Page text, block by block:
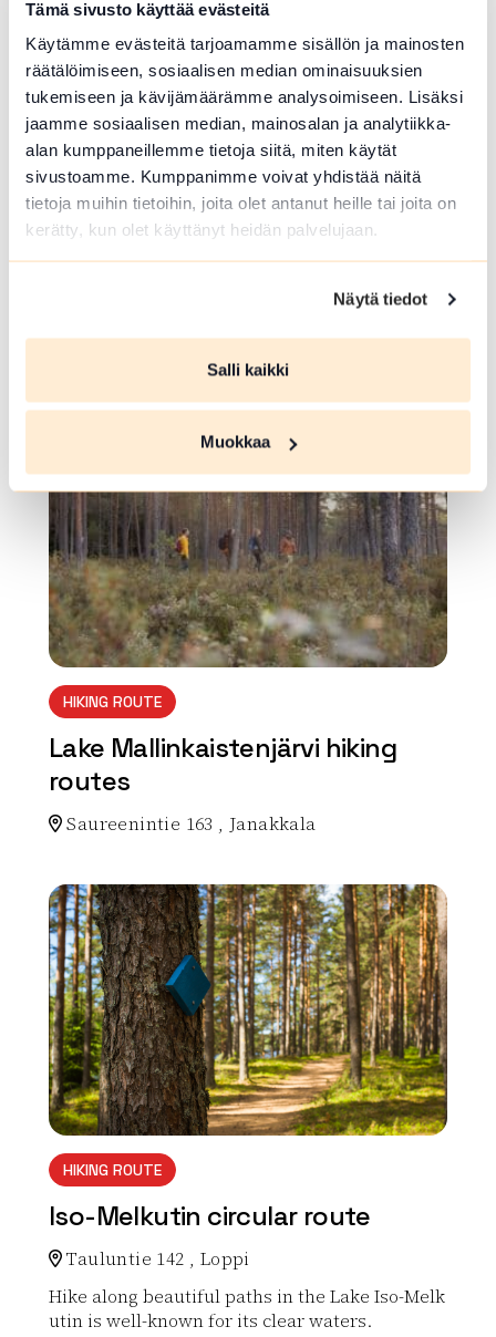
Tämä sivusto käyttää evästeitä
Käytämme evästeitä tarjoamamme sisällön ja mainosten
räätälöimiseen, sosiaalisen median ominaisuuksien
tukemiseen ja kävijämäärämme analysoimiseen. Lisäksi
jaamme sosiaalisen median, mainosalan ja analytiikka-
alan kumppaneillemme tietoja siitä, miten käytät
sivustoamme. Kumppanimme voivat yhdistää näitä
tietoja muihin tietoihin, joita olet antanut heille tai joita on
kerätty, kun olet käyttänyt heidän palvelujaan.
Näytä tiedot
Salli kaikki
Muokkaa
COOKING FACILITIES
array(0) { }
HIKING ROUTE
Lake Mallinkaistenjärvi hiking
routes
Saureenintie 163 , Janakkala
array(0) { }
HIKING ROUTE
Iso-Melkutin circular route
Tauluntie 142 , Loppi
Hike along beautiful paths in the Lake Iso-Melk
utin is well-known for its clear waters.